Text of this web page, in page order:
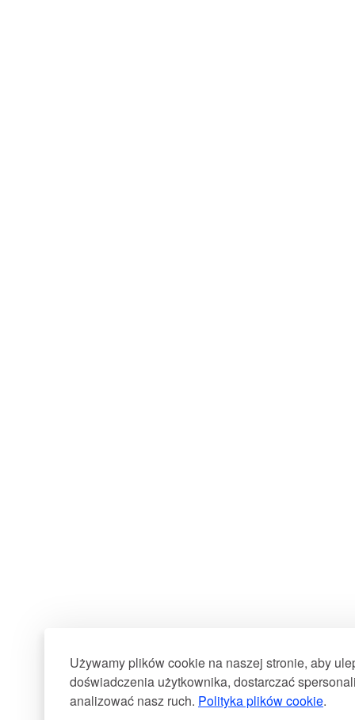
Używamy plików cookie na naszej stronie, aby
doświadczenia użytkownika, dostarczać
analizować nasz ruch. Polityka plików cookie.